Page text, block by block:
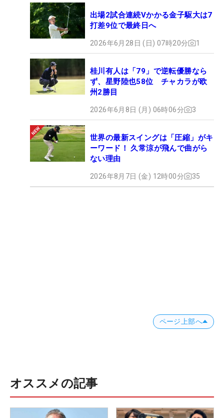
出場2試合連続Vかかる金子駆大は7
打差9位で最終日へ
2026年6月28日 (日) 07時20分 1
桂川有人は「79」で逆転優勝なら
ず、星野陸也58位 チャカラが欧
州2勝目
2026年6月8日 (月) 06時06分 3
世界の最新スイングは「圧縮」がキ
ーワード！ 久常涼が飛んで曲がら
ない理由
2026年8月7日 (金) 12時00分 35
ページ上部へ
オススメの記事